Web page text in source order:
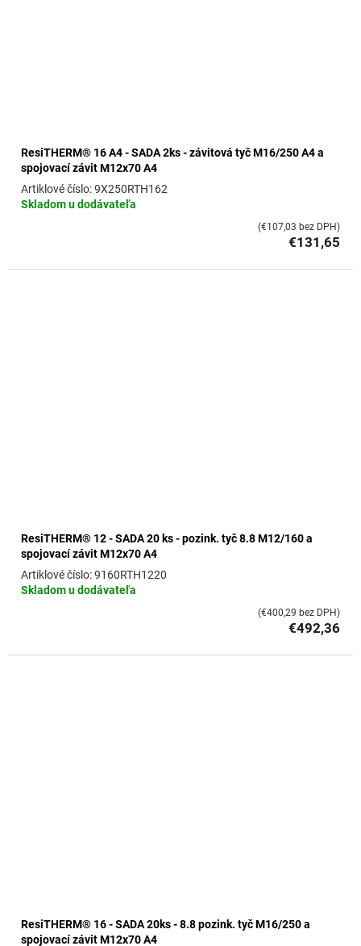
ResiTHERM® 16 A4 - SADA 2ks - závitová tyč M16/250 A4 a
spojovací závit M12x70 A4
Skladom u dodávateľa
9X250RTH162
€131,65
(€107,03 bez DPH)
ResiTHERM® 12 - SADA 20 ks - pozink. tyč 8.8 M12/160 a
spojovací závit M12x70 A4
Skladom u dodávateľa
9160RTH1220
€492,36
(€400,29 bez DPH)
ResiTHERM® 16 - SADA 20ks - 8.8 pozink. tyč M16/250 a
spojovací závit M12x70 A4